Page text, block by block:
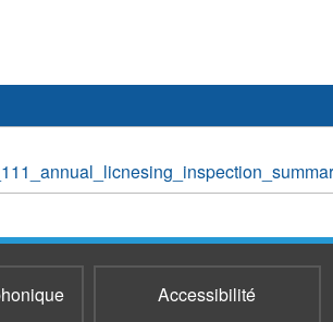
Accessibilité